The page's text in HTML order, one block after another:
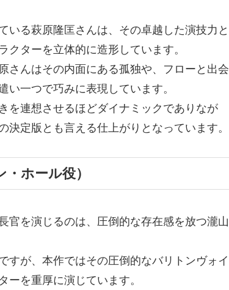
いる萩原隆匡さんは、その卓越した演技力と
ターを立体的に造形しています。
さんはその内面にある孤独や、フローと出会
い一つで巧みに表現しています。
を連想させるほどダイナミックでありなが
定版とも言える仕上がりとなっています。
ホール役）
官を演じるのは、圧倒的な存在感を放つ瀧山
すが、本作ではその圧倒的なバリトンヴォイ
ーを重厚に演じています。